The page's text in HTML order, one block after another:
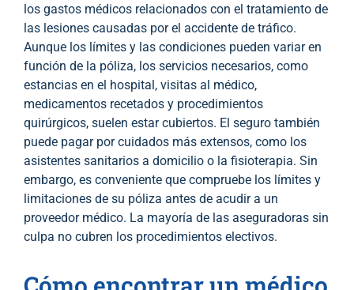
los gastos médicos relacionados con el tratamiento de
las lesiones causadas por el accidente de tráfico.
Aunque los límites y las condiciones pueden variar en
función de la póliza, los servicios necesarios, como
estancias en el hospital, visitas al médico,
medicamentos recetados y procedimientos
quirúrgicos, suelen estar cubiertos. El seguro también
puede pagar por cuidados más extensos, como los
asistentes sanitarios a domicilio o la fisioterapia. Sin
embargo, es conveniente que compruebe los límites y
limitaciones de su póliza antes de acudir a un
proveedor médico. La mayoría de las aseguradoras sin
culpa no cubren los procedimientos electivos.